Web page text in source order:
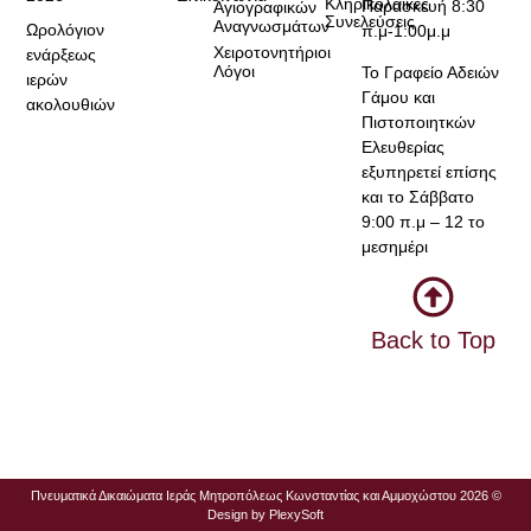
Παρασκευή 8:30
π.μ-1:00μ.μ
Το Γραφείο Αδειών
Γάμου και
Πιστοποιητκών
Ελευθερίας
εξυπηρετεί επίσης
και το Σάββατο
9:00 π.μ – 12 το
μεσημέρι
Back to Top
Αγιογραφικών
Αναγνωσμάτων
Χειροτονητήριοι
Λόγοι
Ωρολόγιον
ενάρξεως
ιερών
ακολουθιών
Συνελεύσεις
Πνευματικά Δικαιώματα Ιεράς Μητροπόλεως Κωνσταντίας και Αμμοχώστου 2026 ©
Design by PlexySoft